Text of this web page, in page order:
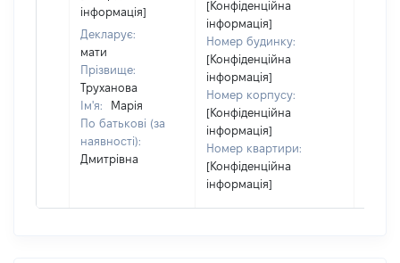
інформація]
Декларує:
мати
Прізвище:
Труханова
Ім'я:
Марія
По батькові (за
наявності):
Дмитрівна
[Конфіденційна
інформація]
Номер будинку:
[Конфіденційна
інформація]
Номер корпусу:
[Конфіденційна
інформація]
Номер квартири:
[Конфіденційна
інформація]